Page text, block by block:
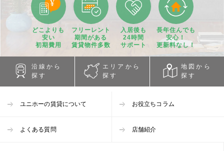
どこよりも
安い
初期費用
フリーレント
期間がある
賃貸物件多数
入居後も
24時間
サポート
長年住んでも
安心！
更新料なし！
沿線から
探す
エリアから
探す
地図から
探す
ユニホーの賃貸について お役立ちコラム
よくある質問 店舗紹介